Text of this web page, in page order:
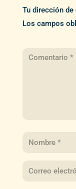
Tu dirección
Los campos